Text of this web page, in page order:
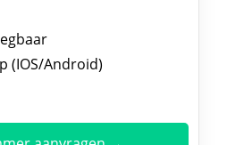
(IOS/Android)